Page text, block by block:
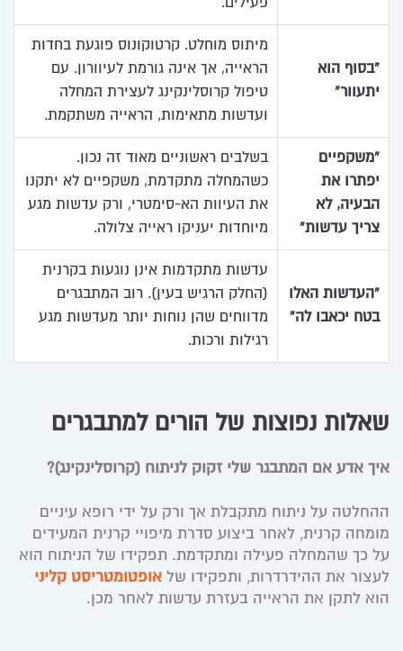
“בסוף הוא
יתעוור”
מיתוס מוחלט. קרטוקונוס פוגעת בחדות
הראייה, אך אינה גורמת לעיוורון. עם
טיפול קרוסלינקינג לעצירת המחלה
ועדשות מתאימות, הראייה משתקמת.
“משקפיים
יפתרו את
הבעיה, לא
צריך עדשות”
בשלבים ראשוניים מאוד זה נכון.
כשהמחלה מתקדמת, משקפיים לא יתקנו
את העיוות הא-סימטרי, ורק עדשות מגע
מיוחדות יעניקו ראייה צלולה.
“העדשות האלו
בטח יכאבו לה”
עדשות מתקדמות אינן נוגעות בקרנית
(החלק הרגיש בעין). רוב המתבגרים
מדווחים שהן נוחות יותר מעדשות מגע
רגילות ורכות.
שאלות נפוצות של הורים למתבגרים
איך אדע אם המתבגר שלי זקוק לניתוח (קרוסלינקינג)?
ההחלטה על ניתוח מתקבלת אך ורק על ידי רופא עיניים
מומחה קרנית, לאחר ביצוע סדרת מיפויי קרנית המעידים
על כך שהמחלה פעילה ומתקדמת. תפקידו של הניתוח הוא
לעצור את ההידרדרות, ותפקידו של אופטומטריסט קליני
הוא לתקן את הראייה בעזרת עדשות לאחר מכן.